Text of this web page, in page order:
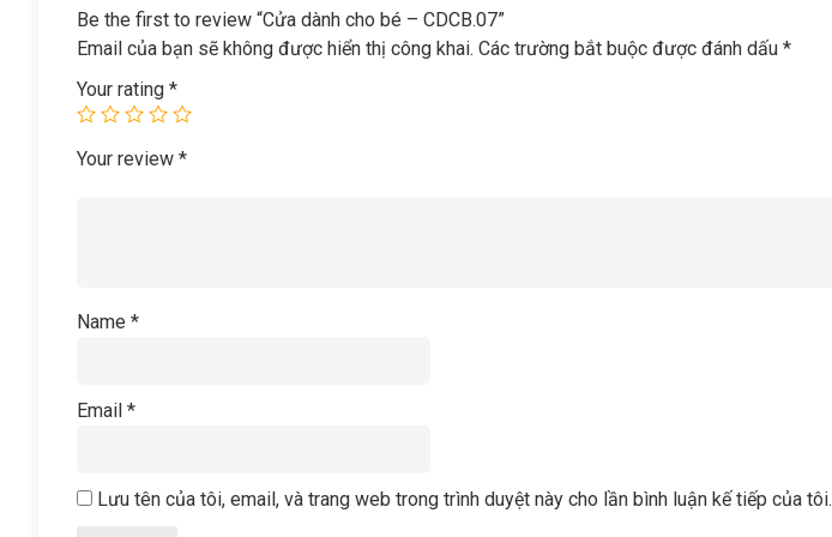
Be the first to review “Cửa dành cho bé – CDCB.07”
Email của bạn sẽ không được hiển thị công khai. Các trường bắt buộc được đánh dấu *
Your rating *
Your review *
Name *
Email *
Lưu tên của tôi, email, và trang web trong trình duyệt này cho lần bình luận kế tiếp của tôi.